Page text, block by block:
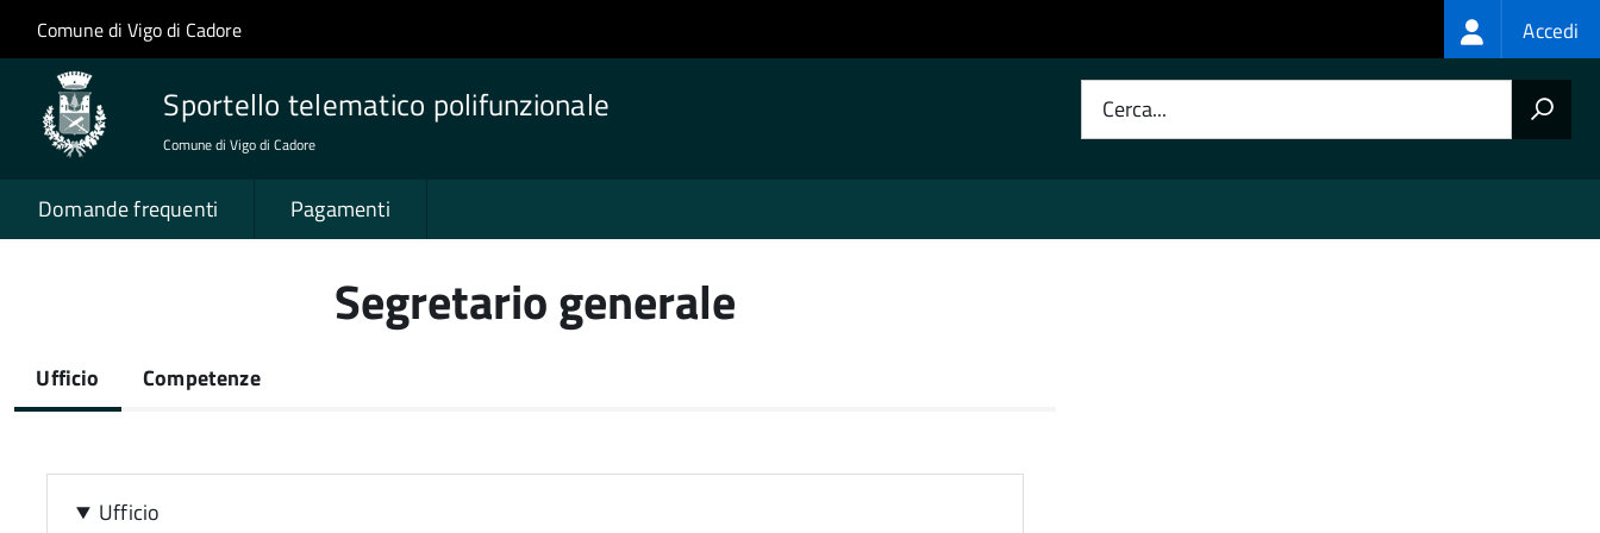
Salta al contenuto principale
Skip to site navigation
Comune di Vigo di Cadore Login
menu
Accedi
Sportello telematico polifunzionale
Comune di Vigo di Cadore
Cerca...
Domande frequenti Pagamenti
Segretario generale
Ufficio
(scheda
Competenze
Ufficio